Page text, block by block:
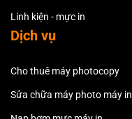
Linh kiện - mực in
Dịch vụ
Cho thuê máy photocopy
Sửa chữa máy photo máy in